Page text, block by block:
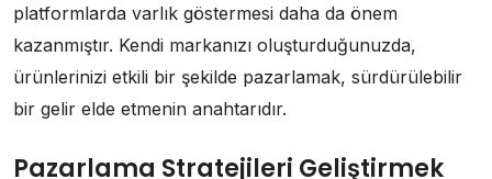
platformlarda varlık göstermesi daha da önem
kazanmıştır. Kendi markanızı oluşturduğunuzda,
ürünlerinizi etkili bir şekilde pazarlamak, sürdürülebilir
bir gelir elde etmenin anahtarıdır.
Pazarlama Stratejileri Geliştirmek